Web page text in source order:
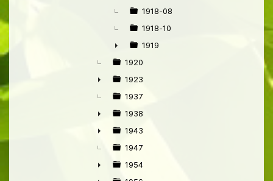
1918-08
1918-10
►
1919
1920
►
1923
1937
►
1938
►
1943
1947
1954